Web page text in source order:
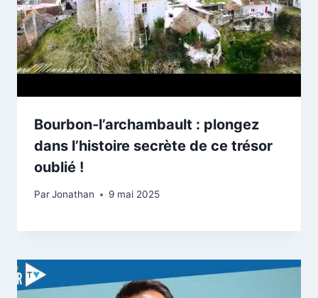
Bourbon-l’archambault : plongez
dans l’histoire secrète de ce trésor
oublié !
ParJonathan 9 mai 2025